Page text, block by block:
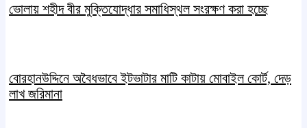
ভোলায় শহীদ বীর মুক্তিযোদ্ধার সমাধিস্থল সংরক্ষণ করা হচ্ছে
বোরহানউদ্দিনে অবৈধভাবে ইটভাটার মাটি কাটায় মোবাইল কোর্ট, দেড়
লাখ জরিমানা